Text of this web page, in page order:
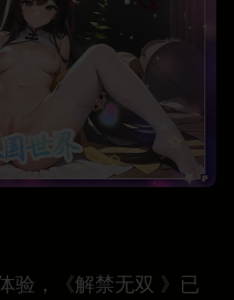
验，《解禁无双 》已